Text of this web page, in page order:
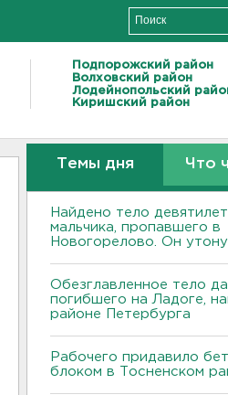
Подпорожский район
Волховский район
Лодейнопольский
Киришский район
Темы дня Что
Найдено тело
мальчика, пропавшего в
Новогорелово. Он
Обезглавленное тело
погибшего на Ладоге,
районе Петербурга
Рабочего придавило
блоком в Тосненском